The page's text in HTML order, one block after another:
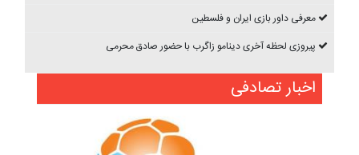
معرفی داور بازی ایران و فلسطین
پیروزی لحظه آخری دینامو زاگرب با حضور صادق محرمی
اخبار تصادفی